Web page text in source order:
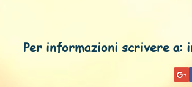
Per informazioni scrivere a: